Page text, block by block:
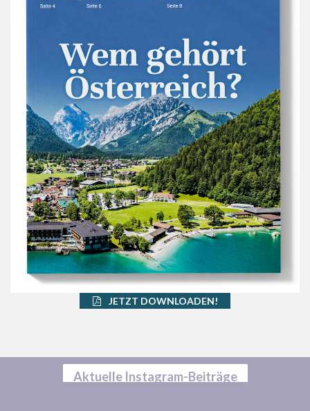
JETZT DOWNLOADEN!
Aktuelle Instagram-Beiträge